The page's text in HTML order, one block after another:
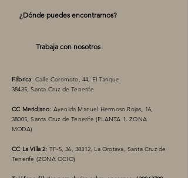
¿Dónde puedes encontrarnos?
Trabaja con nosotros
Fábrica: Calle Coromoto, 44, El Tanque
38435, Santa Cruz de Tenerife
CC Meridiano: Avenida Manuel Hermoso Rojas, 16,
38005, Santa Cruz de Tenerife (PLANTA 1. ZONA
MODA)
CC La Villa 2: TF-5, 36, 38312, La Orotava, Santa Cruz de
Tenerife (ZONA OCIO)